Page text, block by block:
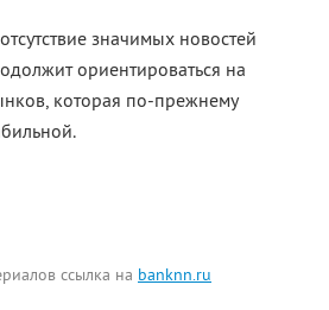
значимых новостей
ориентироваться на
которая по-прежнему
ссылка на banknn.ru